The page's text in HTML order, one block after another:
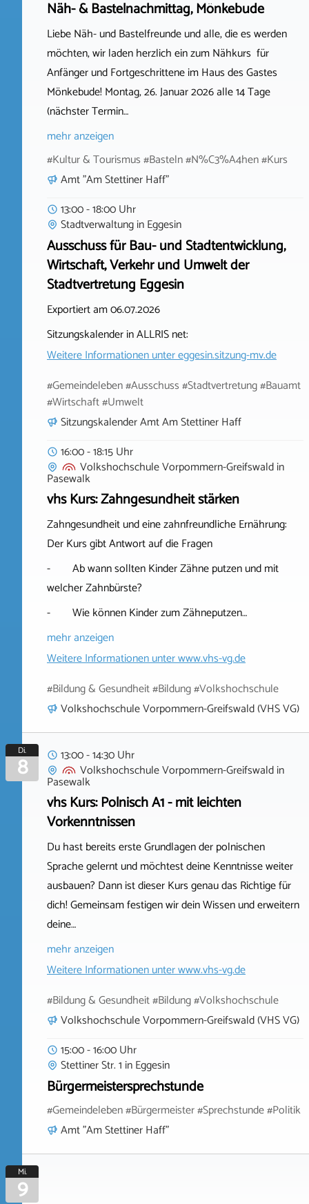
Näh- & Bastelnachmittag, Mönkebude
Liebe Näh- und Bastelfreunde und alle, die es werden
möchten, wir laden herzlich ein zum Nähkurs für
Anfänger und Fortgeschrittene im Haus des Gastes
Mönkebude! Montag, 26. Januar 2026 alle 14 Tage
(nächster Termin…
mehr anzeigen
#Kultur & Tourismus #Basteln #N%C3%A4hen #Kurs
Amt "Am Stettiner Haff"
13:00 - 18:00 Uhr
StadtverwaltunginEggesin
Ausschuss für Bau- und Stadtentwicklung,
Wirtschaft, Verkehr und Umwelt der
Stadtvertretung Eggesin
Exportiert am 06.07.2026
Sitzungskalender in ALLRIS net:
Weitere Informationen untereggesin.sitzung-mv.de
#Gemeindeleben #Ausschuss #Stadtvertretung #Bauamt
#Wirtschaft #Umwelt
Sitzungskalender Amt Am Stettiner Haff
16:00 - 18:15 Uhr
Volkshochschule Vorpommern-Greifswaldin
Pasewalk
vhs Kurs: Zahngesundheit stärken
Zahngesundheit und eine zahnfreundliche Ernährung:
Der Kurs gibt Antwort auf die Fragen
- Ab wann sollten Kinder Zähne putzen und mit
welcher Zahnbürste?
- Wie können Kinder zum Zähneputzen…
mehr anzeigen
Weitere Informationen unterwww.vhs-vg.de
#Bildung & Gesundheit #Bildung #Volkshochschule
Volkshochschule Vorpommern-Greifswald (VHS VG)
Di.
8
13:00 - 14:30 Uhr
Volkshochschule Vorpommern-Greifswaldin
Pasewalk
vhs Kurs: Polnisch A1 - mit leichten
Vorkenntnissen
Du hast bereits erste Grundlagen der polnischen
Sprache gelernt und möchtest deine Kenntnisse weiter
ausbauen? Dann ist dieser Kurs genau das Richtige für
dich! Gemeinsam festigen wir dein Wissen und erweitern
deine…
mehr anzeigen
Weitere Informationen unterwww.vhs-vg.de
#Bildung & Gesundheit #Bildung #Volkshochschule
Volkshochschule Vorpommern-Greifswald (VHS VG)
15:00 - 16:00 Uhr
Stettiner Str. 1 inEggesin
Bürgermeistersprechstunde
#Gemeindeleben #Bürgermeister #Sprechstunde #Politik
Amt "Am Stettiner Haff"
Mi.
9